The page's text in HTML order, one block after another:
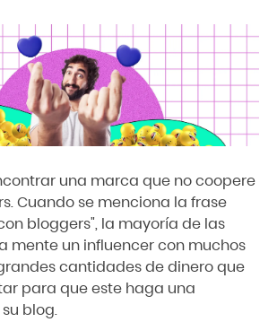
una marca que no coopere
Cuando se menciona la frase
bloggers", la mayoría de las
mente un influencer con muchos
cantidades de dinero que
para que este haga una
blog.